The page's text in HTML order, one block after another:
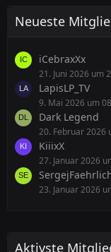
Neueste
iCebraxXx
21. Juni 2026 um
LapisLP_TV
9. Mai 2026 um
Dark Legend
20. Februar 2026
KiiixX
27. Januar 2026
23. Januar 2026
Aktivste